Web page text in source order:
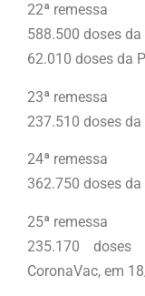
22ª remessa
588.500 doses
62.010 doses da
23ª remessa
237.510 doses
24ª remessa
362.750 doses
25ª remessa
235.170
CoronaVac, em